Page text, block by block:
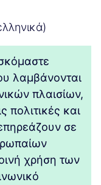
λαμβάνονται
πλαισίων,
πολιτικές και
σε
χρήση των